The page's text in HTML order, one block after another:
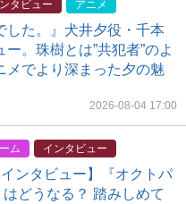
タビュー アニメ
した。』犬井夕役・千本
。珠樹とは”共犯者”のよ
メでより深まった夕の魅
2026-08-04 17:00
ム インタビュー
インタビュー】『オクトパ
どうなる？ 踏みしめて